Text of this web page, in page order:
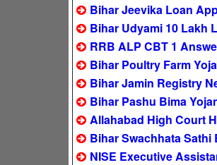
Bihar Jeevika Loan App
Bihar Udyami 10 Lakh
RRB ALP CBT 1
Bihar Poultry Farm Yojana
Bihar Jamin Registry
Bihar Pashu Bima Yojana
Allahabad High Court
Bihar Swachhata Sathi
NISE Executive